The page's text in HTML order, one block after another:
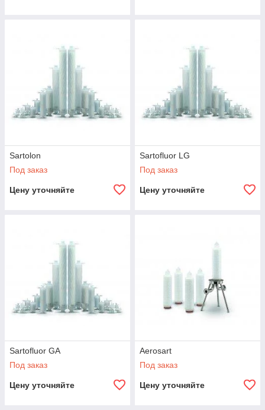
Sartolon
Под заказ
Цену уточняйте
Sartofluor LG
Под заказ
Цену уточняйте
Sartofluor GA
Под заказ
Цену уточняйте
Aerosart
Под заказ
Цену уточняйте